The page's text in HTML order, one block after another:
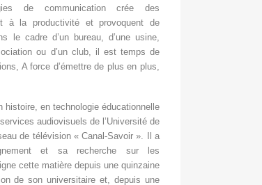
de communication crée des
à la productivité et provoquent de
le cadre d’un bureau, d’une usine,
ou d’un club, il est temps de
A force d’émettre de plus en plus,
histoire, en technologie éducationnelle
audiovisuels de l’Université de
de télévision « Canal-Savoir ». Il a
et sa recherche sur les
cette matière depuis une quinzaine
de son universitaire et, depuis une